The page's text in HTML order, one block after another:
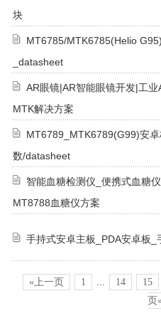
块
MT6785/MTK6785(Helio
_datasheet
AR眼镜|AR智能眼镜开发|工
MTK解决方案
MT6789_MTK6789(G99)安
数/datasheet
智能血糖检测仪_便携式血糖
MT8788血糖仪方案
手持式安卓主板_PDA安卓板_
«上一页 1 14 15
页»